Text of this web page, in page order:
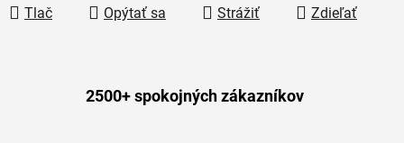
Tlač Opýtať sa Strážiť Zdieľať
2500+ spokojných zákazníkov